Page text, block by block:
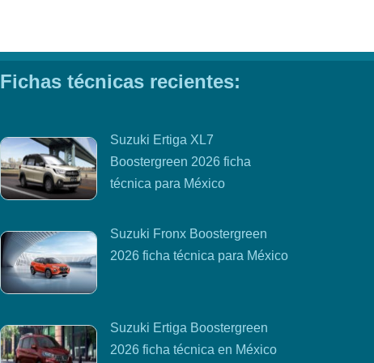
Fichas técnicas recientes:
Suzuki Ertiga XL7
Boostergreen 2026 ficha
técnica para México
Suzuki Fronx Boostergreen
2026 ficha técnica para México
Suzuki Ertiga Boostergreen
2026 ficha técnica en México